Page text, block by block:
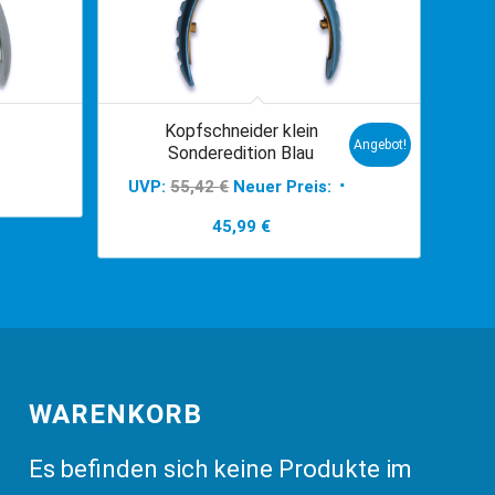
Kopfschneider klein
Sonderedition Blau
UVP: 55,42€ Ursprünglicher
war:
55,42 €
Neuer Preis:
45,99 €Aktueller
Angebot!
WARENKORB
Es befinden sich keine Produkte im